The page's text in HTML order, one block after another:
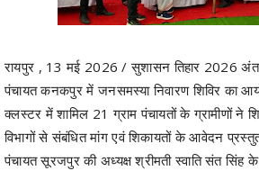
रायपुर , 13 मई 2026 / सुशासन तिहार 2026
पंचायत कनकपुर में जनसमस्या निवारण शिविर का
क्लस्टर में शामिल 21 ग्राम पंचायतों के ग्रामीणों ने
विभागों से संबंधित मांग एवं शिकायतों के आवेदन
पंचायत सूरजपुर की अध्यक्ष श्रीमती स्वाति संत